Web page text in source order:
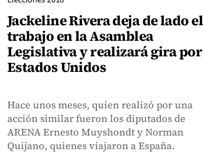
Jackeline Rivera deja de lado el
trabajo en la Asamblea
Legislativa y realizará gira por
Estados Unidos
Hace unos meses, quien realizó por una
acción similar fueron los diputados de
ARENA Ernesto Muyshondt y Norman
Quijano, quienes viajaron a España.